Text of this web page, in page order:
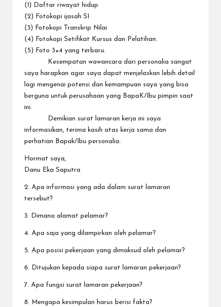
(1) Daftar riwayat hidup
(2) Fotokopi ijasah S1
(3) Fotokopi Transkrip Nilai
(4) Fotokopi Setifikat Kursus dan Pelatihan.
(5) Foto 3×4 yang terbaru.
Kesempatan wawancara dari personalia sangat
saya harapkan agar saya dapat menjelaskan lebih detail
lagi mengenai potensi dan kemampuan saya yang bisa
berguna untuk perusahaan yang BapaK/Ibu pimpin saat
ini.
Demikian surat lamaran kerja ini saya
informasikan, terima kasih atas kerja sama dan
perhatian Bapak/Ibu personalia.
Hormat saya,
Danu Eka Saputra
2. Apa informasi yang ada dalam surat lamaran
tersebut?
3. Dimana alamat pelamar?
4. Apa saja yang dilampirkan oleh pelamar?
5. Apa posisi pekerjaan yang dimaksud oleh pelamar?
6. Ditujukan kepada siapa surat lamaran pekerjaan?
7. Apa fungsi surat lamaran pekerjaan?
8. Mengapa kesimpulan harus berisi fakta?